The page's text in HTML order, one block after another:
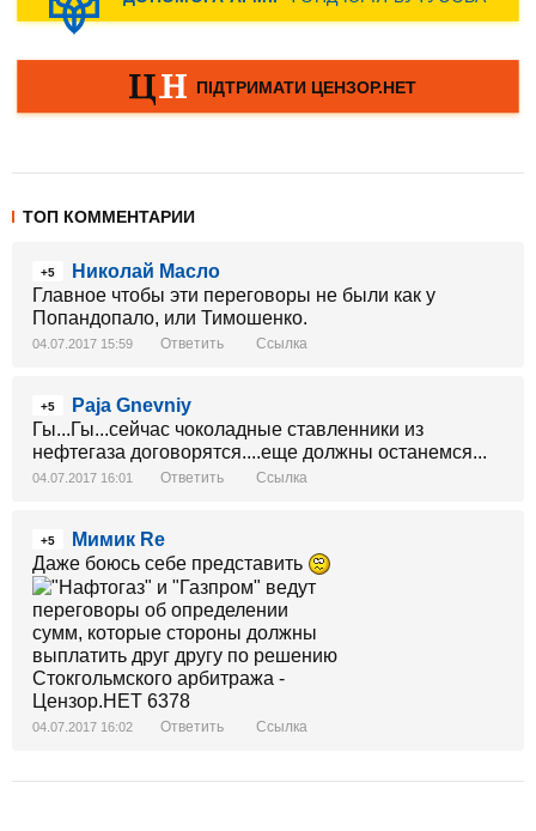
ТОП КОММЕНТАРИИ
+5
Николай Масло
Главное чтобы эти переговоры не были как у
Попандопало, или Тимошенко.
04.07.2017 15:59 Ответить Ссылка
+5
Paja Gnevniy
Гы...Гы...сейчас чоколадные ставленники из
нефтегаза договорятся....еще должны останемся...
04.07.2017 16:01 Ответить Ссылка
+5
Мимик Re
Даже боюсь себе представить
04.07.2017 16:02 Ответить Ссылка